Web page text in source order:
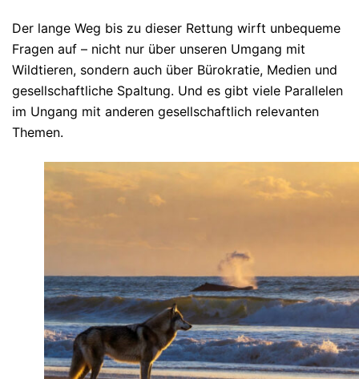
Der lange Weg bis zu dieser Rettung wirft unbequeme
Fragen auf – nicht nur über unseren Umgang mit
Wildtieren, sondern auch über Bürokratie, Medien und
gesellschaftliche Spaltung. Und es gibt viele Parallelen
im Ungang mit anderen gesellschaftlich relevanten
Themen.